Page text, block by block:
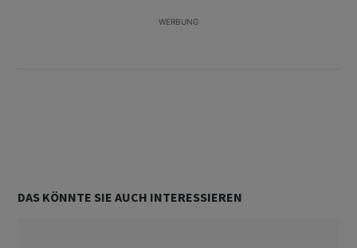
WERBUNG
DAS KÖNNTE SIE AUCH INTERESSIEREN